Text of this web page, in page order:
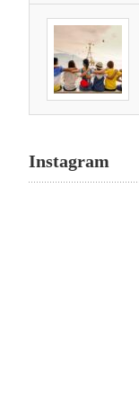
Instagram